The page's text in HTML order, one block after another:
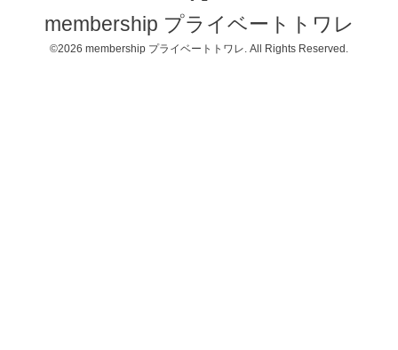
membership プライベートトワレ
©2026 membership プライベートトワレ. All Rights Reserved.